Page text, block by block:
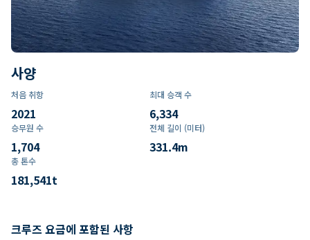
사양
처음 취항
2021
최대 승객 수
6,334
승무원 수
1,704
전체 길이 (미터)
331.4m
총 톤수
181,541t
크루즈 요금에 포함된 사항